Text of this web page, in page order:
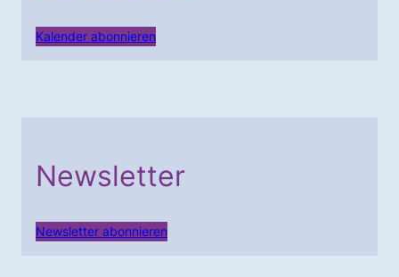
Kalender abonnieren
Newsletter
Newsletter abonnieren